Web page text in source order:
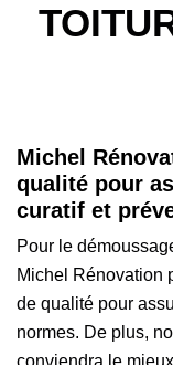
Michel
qualité pour
curatif et
Pour le
Michel Rénovation
de qualité pour
normes. De plus,
conviendra le